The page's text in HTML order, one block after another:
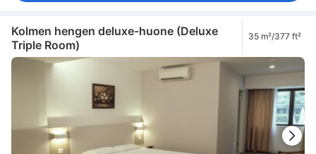
Kolmen hengen deluxe-huone (Deluxe
Triple Room)
35 m²/377 ft²